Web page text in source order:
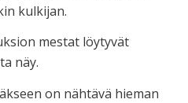
kulkijan.
mestat löytyvät
näy.
on nähtävä hieman